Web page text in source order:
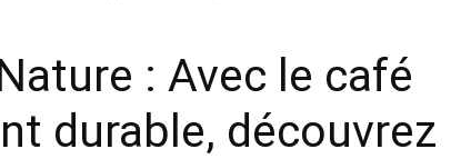
: Avec le café
durable, découvrez